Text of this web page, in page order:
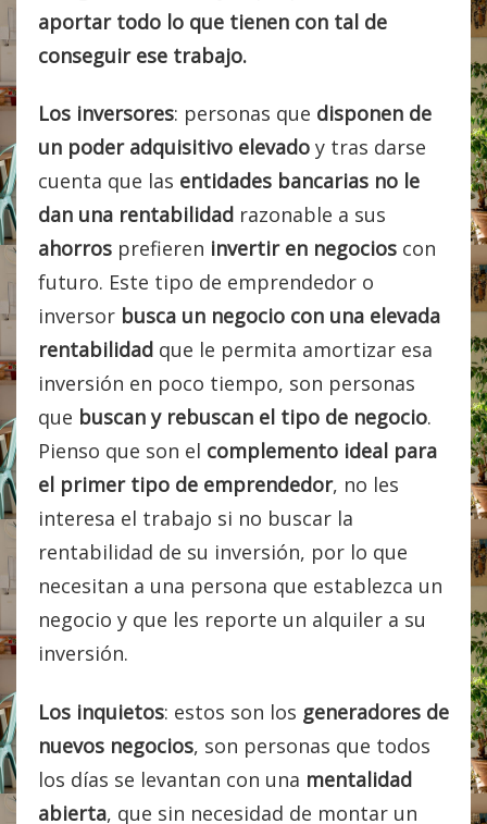
aportar todo lo que tienen con tal de
conseguir ese trabajo.
Los inversores: personas que disponen de
un poder adquisitivo elevado y tras darse
cuenta que las entidades bancarias no le
dan una rentabilidad razonable a sus
ahorros prefieren invertir en negocios con
futuro. Este tipo de emprendedor o
inversor busca un negocio con una elevada
rentabilidad que le permita amortizar esa
inversión en poco tiempo, son personas
que buscan y rebuscan el tipo de negocio.
Pienso que son el complemento ideal para
el primer tipo de emprendedor, no les
interesa el trabajo si no buscar la
rentabilidad de su inversión, por lo que
necesitan a una persona que establezca un
negocio y que les reporte un alquiler a su
inversión.
Los inquietos: estos son los generadores de
nuevos negocios, son personas que todos
los días se levantan con una mentalidad
abierta, que sin necesidad de montar un